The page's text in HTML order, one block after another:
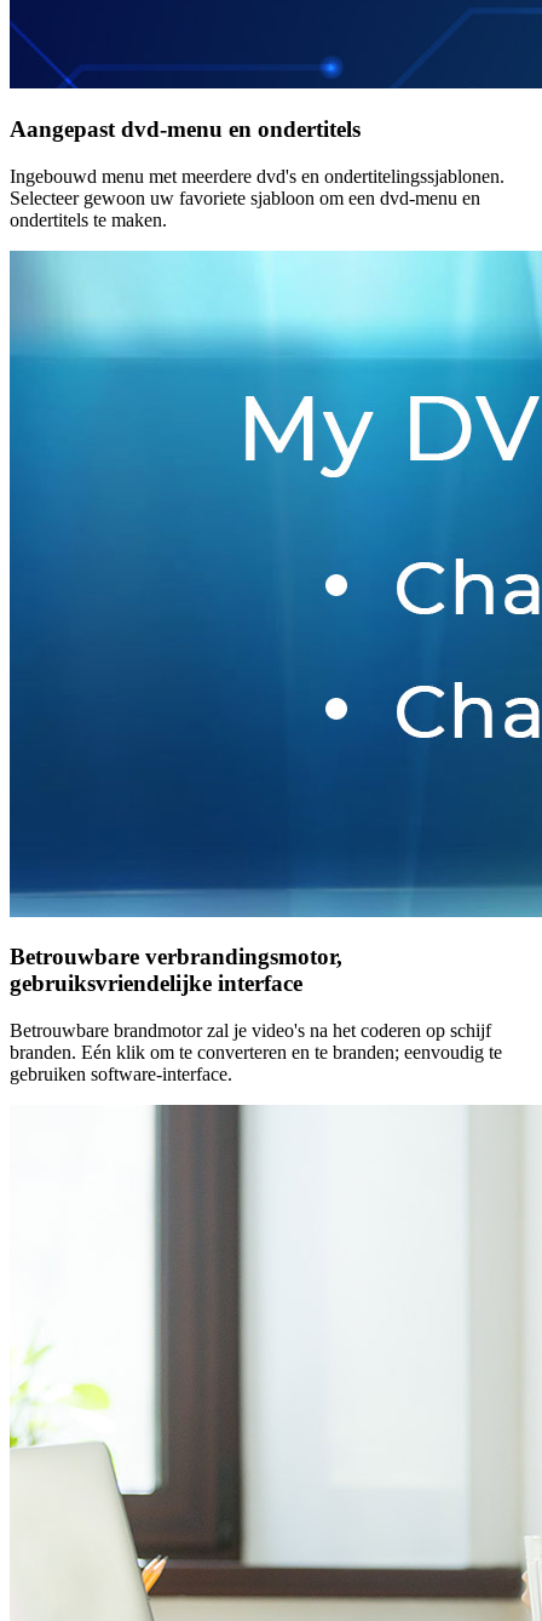
Aangepast dvd-menu en ondertitels
Ingebouwd menu met meerdere dvd's en ondertitelingssjablonen.
Selecteer gewoon uw favoriete sjabloon om een dvd-menu en
ondertitels te maken.
Betrouwbare verbrandingsmotor,
gebruiksvriendelijke interface
Betrouwbare brandmotor zal je video's na het coderen op schijf
branden. Eén klik om te converteren en te branden; eenvoudig te
gebruiken software-interface.